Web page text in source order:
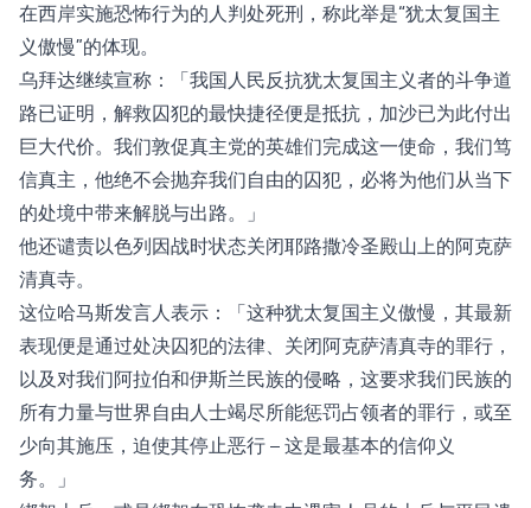
在西岸实施恐怖行为的人判处死刑 ，称此举是“犹太复国主
义傲慢”的体现。
乌拜达继续宣称：「我国人民反抗犹太复国主义者的斗争道
路已证明，解救囚犯的最快捷径便是抵抗，加沙已为此付出
巨大代价。我们敦促真主党的英雄们完成这一使命，我们笃
信真主，他绝不会抛弃我们自由的囚犯，必将为他们从当下
的处境中带来解脱与出路。」
他还谴责以色列因战时状态关闭耶路撒冷圣殿山上的阿克萨
清真寺。
这位哈马斯发言人表示：「这种犹太复国主义傲慢，其最新
表现便是通过处决囚犯的法律、关闭阿克萨清真寺的罪行，
以及对我们阿拉伯和伊斯兰民族的侵略，这要求我们民族的
所有力量与世界自由人士竭尽所能惩罚占领者的罪行，或至
少向其施压，迫使其停止恶行 – 这是最基本的信仰义
务。」